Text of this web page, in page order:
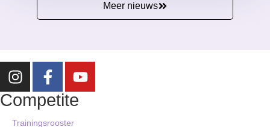
Meer nieuws
Competite
Trainingsrooster